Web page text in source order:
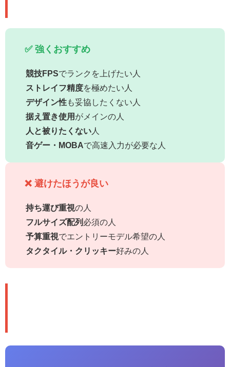
✅ 強くおすすめ
競技FPSでランクを上げたい人
ストレイフ精度を極めたい人
デザイン性も妥協したくない人
据え置き使用 がメインの人
人と被りたくない 人
音ゲー・MOBAで高速入力が必要な人
❌ 避けたほうが良い
持ち運び重視の人
フルサイズ配列 必須の人
予算重視でエントリーモデル希望の人
タクタイル・クリッキー好みの人